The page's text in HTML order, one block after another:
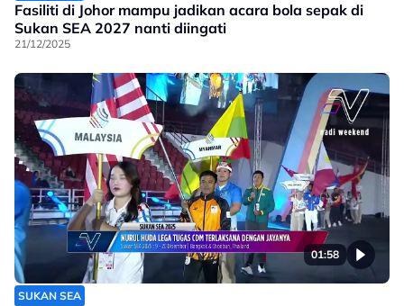
Fasiliti di Johor mampu jadikan acara bola sepak di
Sukan SEA 2027 nanti diingati
21/12/2025
01:58
SUKAN SEA